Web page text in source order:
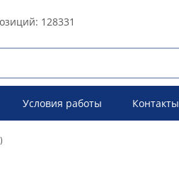
128331
Условия работы Контакты